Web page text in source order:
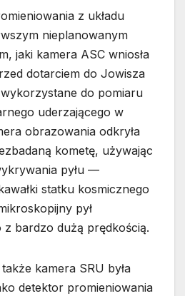
z układu
nieplanowanym
jaki kamera ASC wniosła
dotarciem do Jowisza
do pomiaru
uderzającego w
obrazowania odkryła
kometę, używając
pyłu —
statku kosmicznego
pył
bardzo dużą prędkością.
kamera SRU była
detektor promieniowania